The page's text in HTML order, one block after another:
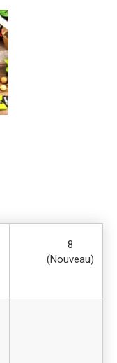
8
(Nouveau)